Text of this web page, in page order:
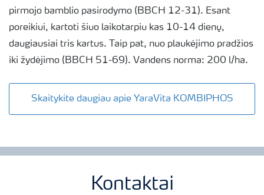
pirmojo bamblio pasirodymo (BBCH 12-31). Esant
poreikiui, kartoti šiuo laikotarpiu kas 10-14 dienų,
daugiausiai tris kartus. Taip pat, nuo plaukėjimo pradžios
iki žydėjimo (BBCH 51-69). Vandens norma: 200 l/ha.
Skaitykite daugiau apie YaraVita KOMBIPHOS
Kontaktai